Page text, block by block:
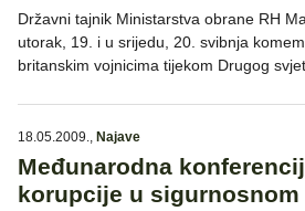
Državni tajnik Ministarstva obrane RH
utorak, 19. i u srijedu, 20. svibnja
britanskim vojnicima tijekom Drugog
18.05.2009., Najave
Međunarodna
korupcije u sigurnosnom